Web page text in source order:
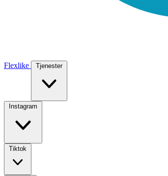
Flexlike Tjenester
Instagram
Tiktok